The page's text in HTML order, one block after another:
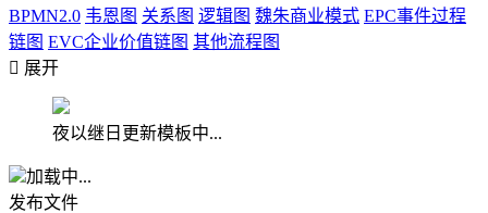
BPMN2.0 韦恩图 关系图 逻辑图 魏朱商业模式 EPC事件过程
链图 EVC企业价值链图 其他流程图
 展开
夜以继日更新模板中...
加载中...
发布文件